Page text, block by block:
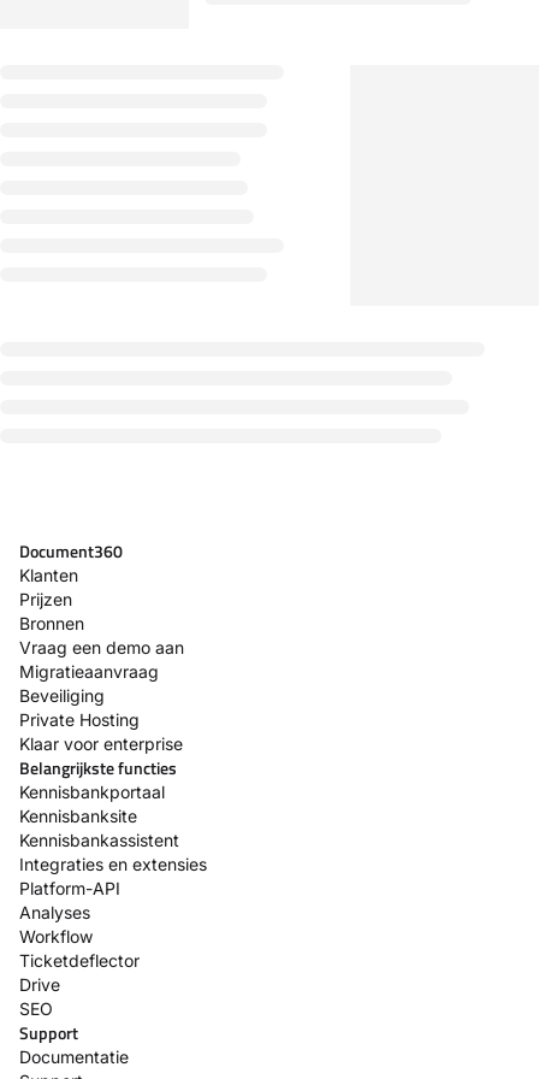
Document360
Klanten
Prijzen
Bronnen
Vraag een demo aan
Migratieaanvraag
Beveiliging
Private Hosting
Klaar voor enterprise
Belangrijkste functies
Kennisbankportaal
Kennisbanksite
Kennisbankassistent
Integraties en extensies
Platform-API
Analyses
Workflow
Ticketdeflector
Drive
SEO
Support
Documentatie